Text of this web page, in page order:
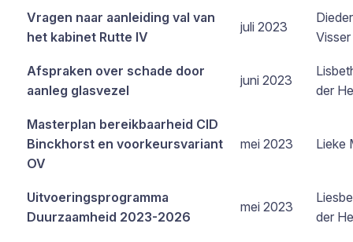
Vragen naar aanleiding val van
het kabinet Rutte IV
juli 2023
Visser
Afspraken over schade door
aanleg glasvezel
juni 2023
der
Masterplan bereikbaarheid CID
Binckhorst en voorkeursvariant
OV
mei 2023 Lieke
Uitvoeringsprogramma
Duurzaamheid 2023-2026
mei 2023
der